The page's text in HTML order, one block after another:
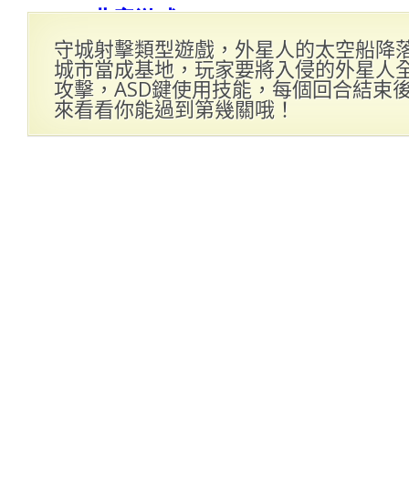
守城射擊類型遊戲，外星人的太空船降
城市當成基地，玩家要將入侵的外星人
攻擊，ASD鍵使用技能，每個回合結束
來看看你能過到第幾關哦！